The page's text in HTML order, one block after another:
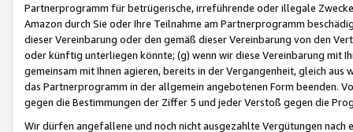
Partnerprogramm für betrügerische, irreführende oder illegale
Amazon durch Sie oder Ihre Teilnahme am Partnerprogramm
dieser Vereinbarung oder den gemäß dieser Vereinbarung von den
oder künftig unterliegen könnte; (g) wenn wir diese Vereinbarung mit
gemeinsam mit Ihnen agieren, bereits in der Vergangenheit, gleich
das Partnerprogramm in der allgemein angebotenen Form beenden.
gegen die Bestimmungen der Ziffer 5 und jeder Verstoß gegen die
Wir dürfen angefallene und noch nicht ausgezahlte Vergütungen